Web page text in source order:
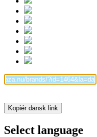
Kopiér dansk link
Select language